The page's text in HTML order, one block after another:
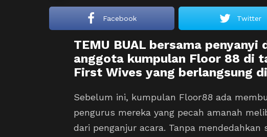
Facebook Twitter
TEMU BUAL bersama penyanyi
anggota kumpulan Floor 88 di
First Wives yang berlangsung
Sebelum ini, kumpulan Floor88 ada
pengurus mereka yang pecah amanah
dari penganjur acara. Tanpa